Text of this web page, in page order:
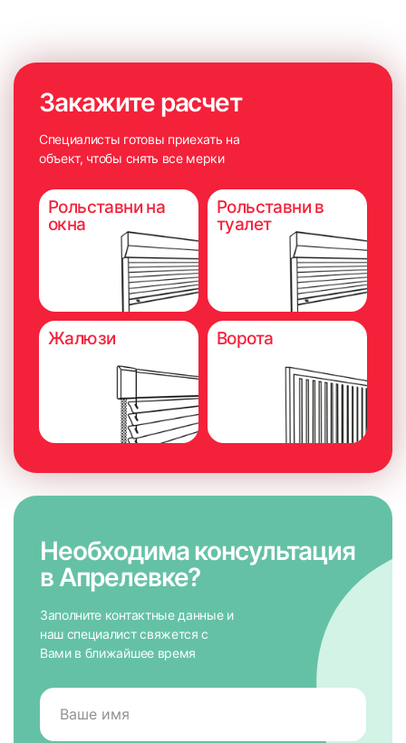
Закажите расчет
Специалисты готовы приехать на
объект, чтобы снять все мерки
Рольставни на
окна
Рольставни в
туалет
Жалюзи Ворота
Необходима консультация
в Апрелевке?
Заполните контактные данные и
наш специалист свяжется с
Вами в ближайшее время